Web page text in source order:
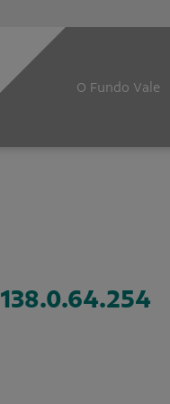
O Fundo Vale
138.0.64.254